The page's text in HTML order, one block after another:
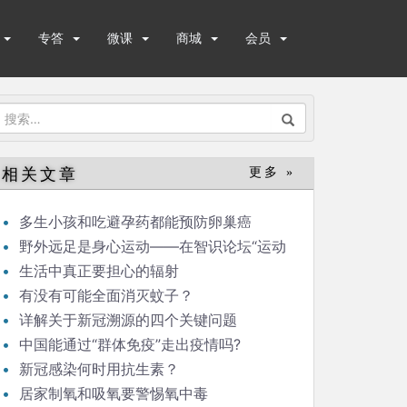
专答 微课 商城 会员
：
相关文章
更多 »
多生小孩和吃避孕药都能预防卵巢癌
野外远足是身心运动——在智识论坛“运动
与健康”的发言
生活中真正要担心的辐射
有没有可能全面消灭蚊子？
详解关于新冠溯源的四个关键问题
中国能通过“群体免疫”走出疫情吗?
新冠感染何时用抗生素？
居家制氧和吸氧要警惕氧中毒